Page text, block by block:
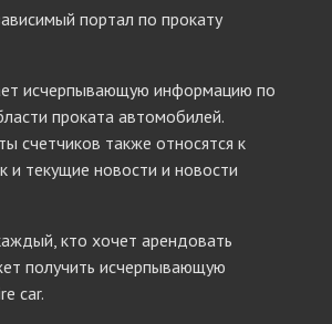
портал по прокату
исчерпывающую информацию по
проката автомобилей.
счетчиков также относятся к
и текущие новости и новости
кто хочет арендовать
получить исчерпывающую
car.